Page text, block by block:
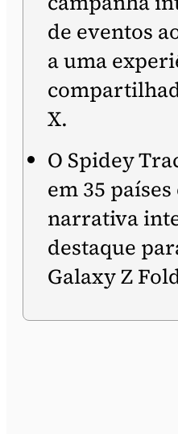
de eventos
a uma
X.
O Spidey
em 35
narrativa
destaque
Galaxy Z